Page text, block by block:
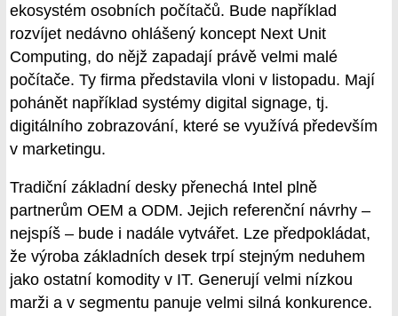
ekosystém osobních počítačů. Bude například
rozvíjet nedávno ohlášený koncept Next Unit
Computing, do nějž zapadají právě velmi malé
počítače. Ty firma představila vloni v listopadu. Mají
pohánět například systémy digital signage, tj.
digitálního zobrazování, které se využívá především
v marketingu.
Tradiční základní desky přenechá Intel plně
partnerům OEM a ODM. Jejich referenční návrhy –
nejspíš – bude i nadále vytvářet. Lze předpokládat,
že výroba základních desek trpí stejným neduhem
jako ostatní komodity v IT. Generují velmi nízkou
marži a v segmentu panuje velmi silná konkurence.